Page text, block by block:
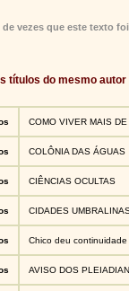
de vezes que este texto
títulos do mesmo autor
COMO VIVER MAIS DE
COLÔNIA DAS ÁGUAS
CIÊNCIAS OCULTAS
CIDADES
Chico deu
AVISO DOS